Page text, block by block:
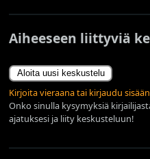
Aiheeseen liittyviä
Aloita uusi keskustelu
Kirjoita vieraana tai kirjaudu
Onko sinulla kysymyksiä
ajatuksesi ja liity keskusteluun!